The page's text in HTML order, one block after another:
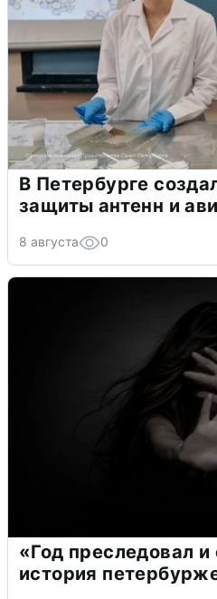
В Петербурге
защиты антенн и
8 августа 0
«Год преследовал и
история